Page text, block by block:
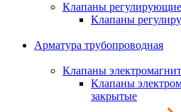
Клапаны регулирующие
Клапаны
Арматура трубопроводная
Клапаны
Клапаны
закрытые